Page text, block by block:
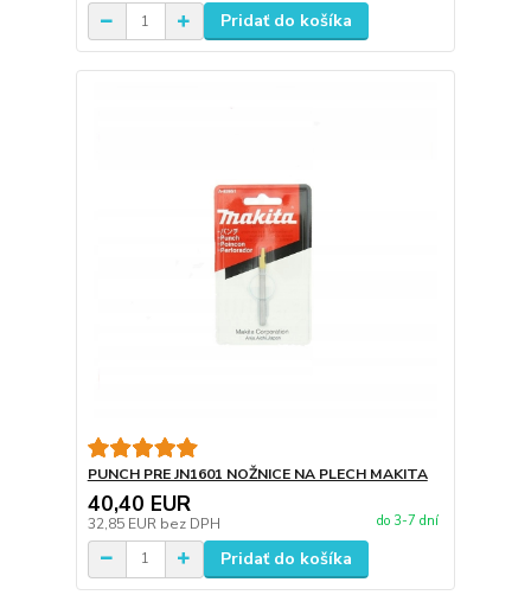
Pridať do košíka
PUNCH PRE JN1601 NOŽNICE NA PLECH MAKITA
40,40 EUR
32,85 EUR bez DPH do 3-7 dní
Pridať do košíka